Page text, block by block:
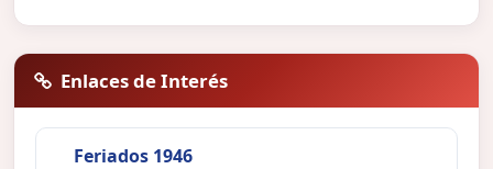
Enlaces de Interés
Feriados 1946